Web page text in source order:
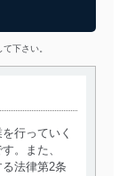
下さい。
行っていく
。また、
法律第2条